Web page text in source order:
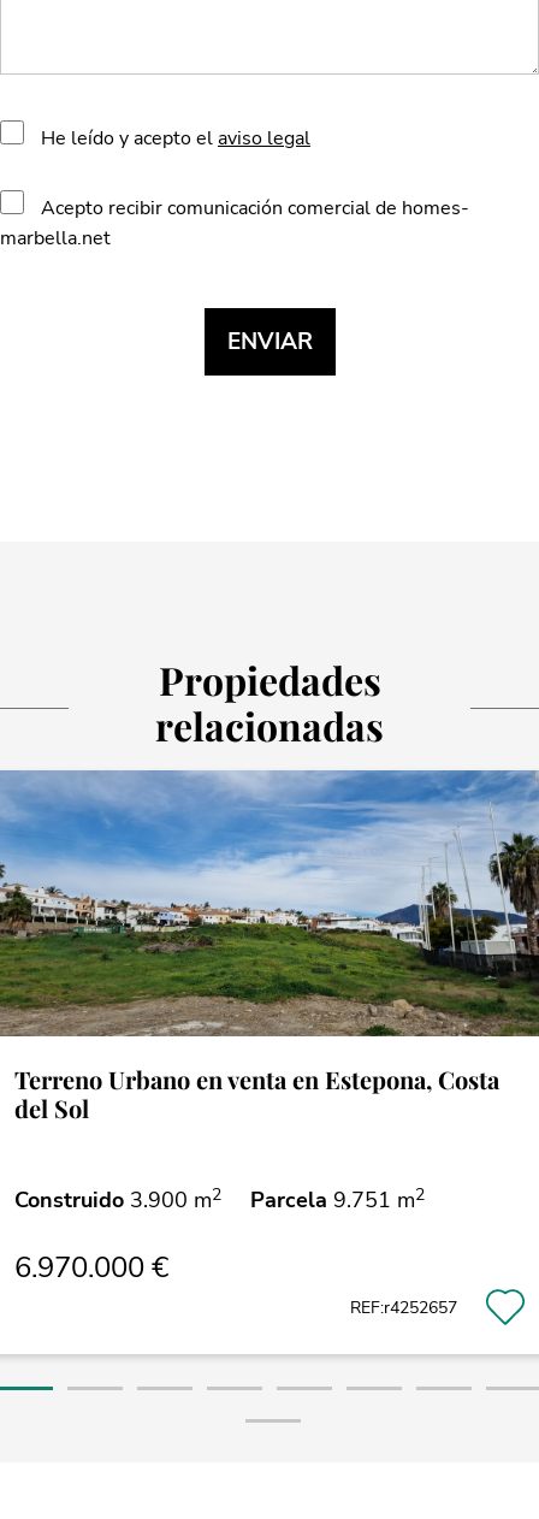
He leído y acepto elaviso legal
Acepto recibir comunicación comercial de homes-
marbella.net
Propiedades
relacionadas
Terreno Urbano en venta en Estepona, Costa
del Sol
Construido 3.900 m2 Parcela 9.751 m2
6.970.000 €
REF:r4252657